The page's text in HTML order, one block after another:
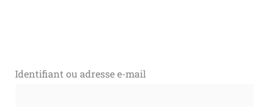
Identifiant ou adresse e-mail